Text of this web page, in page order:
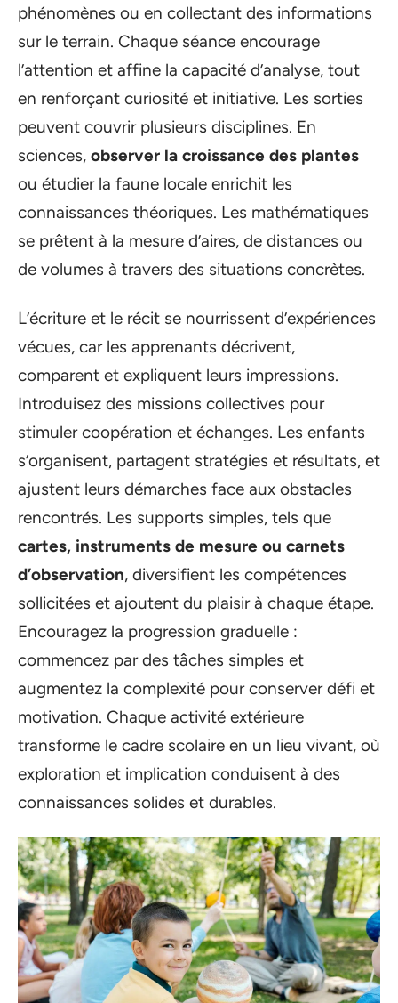
phénomènes ou en collectant des informations
sur le terrain. Chaque séance encourage
l’attention et affine la capacité d’analyse, tout
en renforçant curiosité et initiative. Les sorties
peuvent couvrir plusieurs disciplines. En
sciences, observer la croissance des plantes
ou étudier la faune locale enrichit les
connaissances théoriques. Les mathématiques
se prêtent à la mesure d’aires, de distances ou
de volumes à travers des situations concrètes.
L’écriture et le récit se nourrissent d’expériences
vécues, car les apprenants décrivent,
comparent et expliquent leurs impressions.
Introduisez des missions collectives pour
stimuler coopération et échanges. Les enfants
s’organisent, partagent stratégies et résultats, et
ajustent leurs démarches face aux obstacles
rencontrés. Les supports simples, tels que
cartes, instruments de mesure ou carnets
d’observation, diversifient les compétences
sollicitées et ajoutent du plaisir à chaque étape.
Encouragez la progression graduelle :
commencez par des tâches simples et
augmentez la complexité pour conserver défi et
motivation. Chaque activité extérieure
transforme le cadre scolaire en un lieu vivant, où
exploration et implication conduisent à des
connaissances solides et durables.